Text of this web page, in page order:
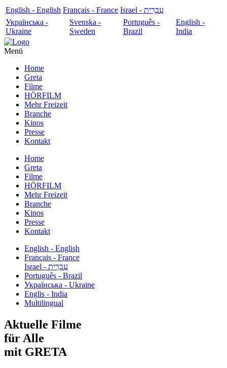
English - English Français - France
עִבְרִית - Israel
Українська -
Ukraine
Svenska -
Sweden
Português -
Brazil
English -
India
Menü
Home
Greta
Filme
HÖRFILM
Mehr Freizeit
Branche
Kinos
Presse
Kontakt
Home
Greta
Filme
HÖRFILM
Mehr Freizeit
Branche
Kinos
Presse
Kontakt
English - English
Français - France
עִבְרִית - Israel
Português - Brazil
Українська - Ukraine
Englis - India
Multilingual
Aktuelle Filme
für Alle
mit GRETA